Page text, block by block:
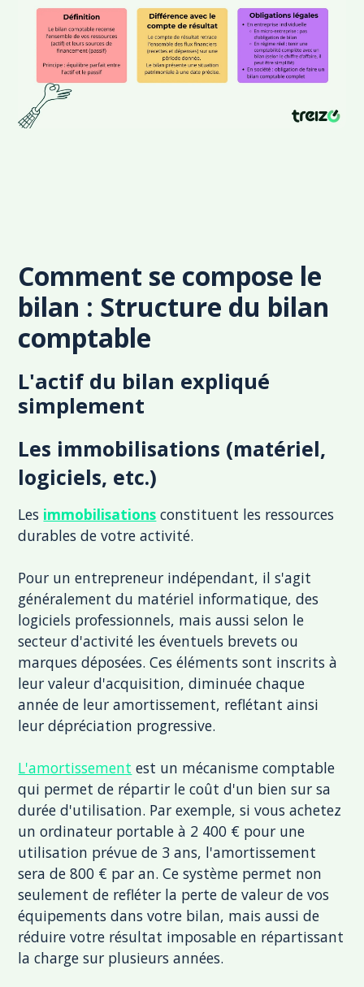
Comment se compose le
bilan : Structure du bilan
comptable
L'actif du bilan expliqué
simplement
Les immobilisations (matériel,
logiciels, etc.)
Les immobilisations constituent les ressources
durables de votre activité.
Pour un entrepreneur indépendant, il s'agit
généralement du matériel informatique, des
logiciels professionnels, mais aussi selon le
secteur d'activité les éventuels brevets ou
marques déposées. Ces éléments sont inscrits à
leur valeur d'acquisition, diminuée chaque
année de leur amortissement, reflétant ainsi
leur dépréciation progressive.
L'amortissement est un mécanisme comptable
qui permet de répartir le coût d'un bien sur sa
durée d'utilisation. Par exemple, si vous achetez
un ordinateur portable à 2 400 € pour une
utilisation prévue de 3 ans, l'amortissement
sera de 800 € par an. Ce système permet non
seulement de refléter la perte de valeur de vos
équipements dans votre bilan, mais aussi de
réduire votre résultat imposable en répartissant
la charge sur plusieurs années.